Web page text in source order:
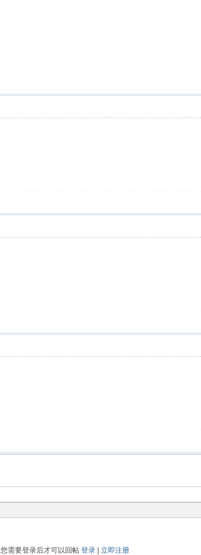
您需要登录后才可以回帖 登录| 立即注册